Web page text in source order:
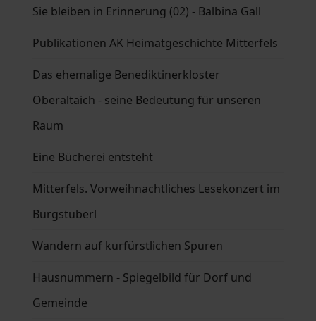
Sie bleiben in Erinnerung (02) - Balbina Gall
Publikationen AK Heimatgeschichte Mitterfels
Das ehemalige Benediktinerkloster
Oberaltaich - seine Bedeutung für unseren
Raum
Eine Bücherei entsteht
Mitterfels. Vorweihnachtliches Lesekonzert im
Burgstüberl
Wandern auf kurfürstlichen Spuren
Hausnummern - Spiegelbild für Dorf und
Gemeinde